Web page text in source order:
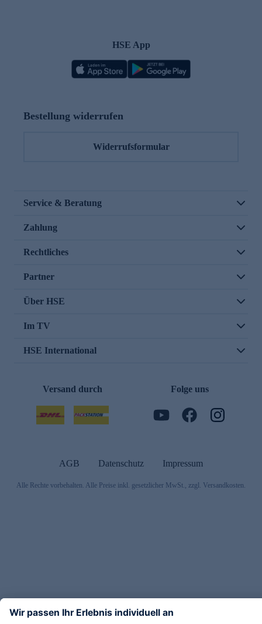
HSE App
Bestellung widerrufen
Widerrufsformular
Service & Beratung
Zahlung
Rechtliches
Partner
Über HSE
Im TV
HSE International
Versand durch Folge uns
AGB Datenschutz Impressum
Alle Rechte vorbehalten. Alle Preise inkl. gesetzlicher MwSt., zzgl. Versandkosten.